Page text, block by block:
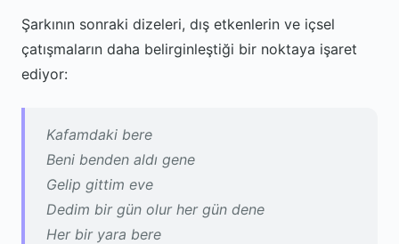
Şarkının sonraki dizeleri, dış etkenlerin ve içsel
çatışmaların daha belirginleştiği bir noktaya işaret
ediyor:
Kafamdaki bere
Beni benden aldı gene
Gelip gittim eve
Dedim bir gün olur her gün dene
Her bir yara bere